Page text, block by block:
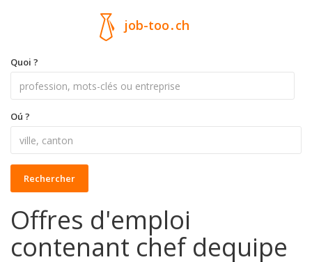
job-too.ch
Quoi ?
Oú ?
Rechercher
Offres d'emploi
contenant chef dequipe